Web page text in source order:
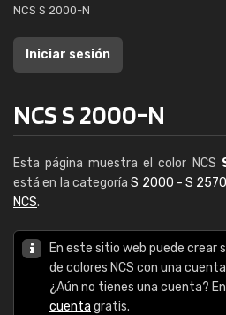
NCS S 2000-N
Iniciar sesión
NCS S 2000-N
Esta página muestra el color NCS
está en la categoríaS 2000 - S 2570
NCS.
En este sitio web puede crear
de colores NCS con una
¿Aún no tienes una cuenta?
cuenta gratis.